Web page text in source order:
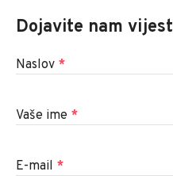
Dojavite nam vijest
Naslov *
Vaše ime *
E-mail *